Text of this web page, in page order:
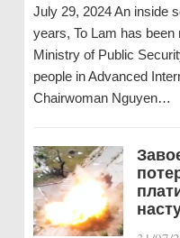
July 29, 2024 An inside
years, To Lam has been
Ministry of Public
people in Advanced
Chairwoman Nguyen…